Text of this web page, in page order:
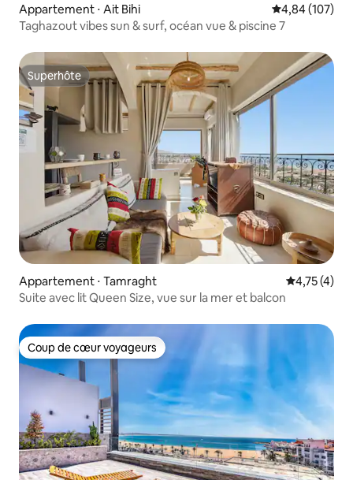
Appartement ⋅ Ait Bihi Évaluation
4,84 (107)
Taghazout vibes sun & surf, océan vue & piscine 7
Superhôte
Superhôte
Appartement ⋅ Tamraght Évaluation
4,75 (4)
Suite avec lit Queen Size, vue sur la mer et balcon
Coup de cœur voyageurs
Coup de cœur voyageurs